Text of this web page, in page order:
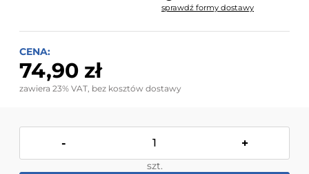
Cena nie zawiera ewentualnych kosztów płatności
sprawdź formy dostawy
CENA:
74,90 zł
zawiera 23% VAT, bez kosztów dostawy
- +
szt.